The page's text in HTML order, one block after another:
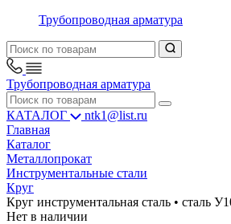
Трубопроводная арматура
Трубопроводная арматура
КАТАЛОГ
ntk1@list.ru
Главная
Каталог
Металлопрокат
Инструментальные стали
Круг
Круг инструментальная сталь • сталь
Нет в наличии